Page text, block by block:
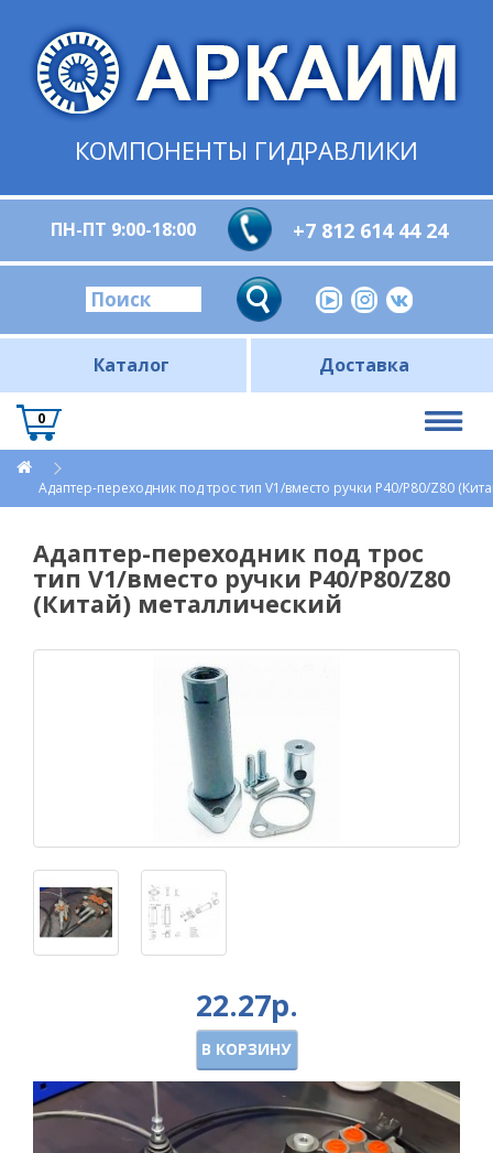
КОМПОНЕНТЫ ГИДРАВЛИКИ
ПН-ПТ 9:00-18:00 +7 812 614 44 24
Каталог Доставка
0
Адаптер-переходник под трос тип V1/вместо ручки P40/Р80/Z80
Адаптер-переходник под трос
тип V1/вместо ручки P40/Р80/Z80
(Китай) металлический
22.27р.
В КОРЗИНУ